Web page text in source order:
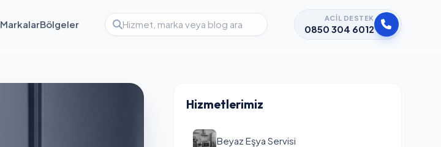
MarkalarBölgeler
ACIL DESTEK
0850 304 6012
Hizmetlerimiz
Beyaz Eşya Servisi